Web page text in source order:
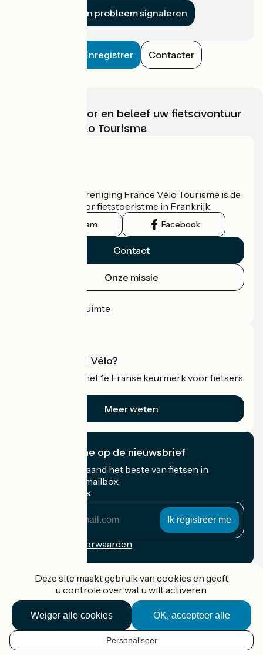
NL
Een probleem signaleren
Enregistrer Contacter
Kies, bereid voor en beleef uw fietsavontuur
met France Vélo Tourisme
De nationale vereniging France Vélo Tourisme is de
officiële gids voor fietstoeristme in Frankrijk.
Instagram Facebook
Contact
Onze missie
Professionele ruimte
Wat is Accueil Vélo?
Accueil Vélo is het 1e Franse keurmerk voor fietsers
Meer weten
Ik abonneer me op de nieuwsbrief
Ontvang elke maand het beste van fietsen in
Frankrijk in uw mailbox.
Mijn e-mailadres
Inschrijvingsvoorwaarden
Accueil Vélo Pro
Contact
Wettelijke informatie
Deze site maakt gebruik van cookies en geeft
u controle over wat u wilt activeren
OK, accepteer alle
Weiger alle cookies
Personaliseer